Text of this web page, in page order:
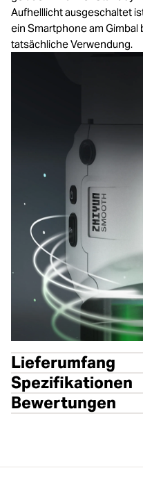
Aufhelllicht ausgeschaltet
ein Smartphone am
tatsächliche Verwendung.
Lieferumfang
Spezifikationen
Bewertungen